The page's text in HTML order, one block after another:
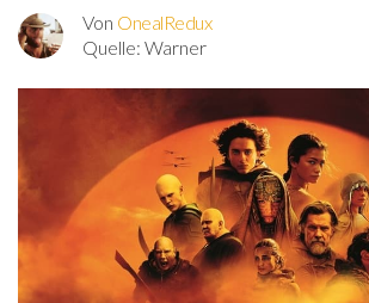
Von OnealRedux
Quelle: Warner